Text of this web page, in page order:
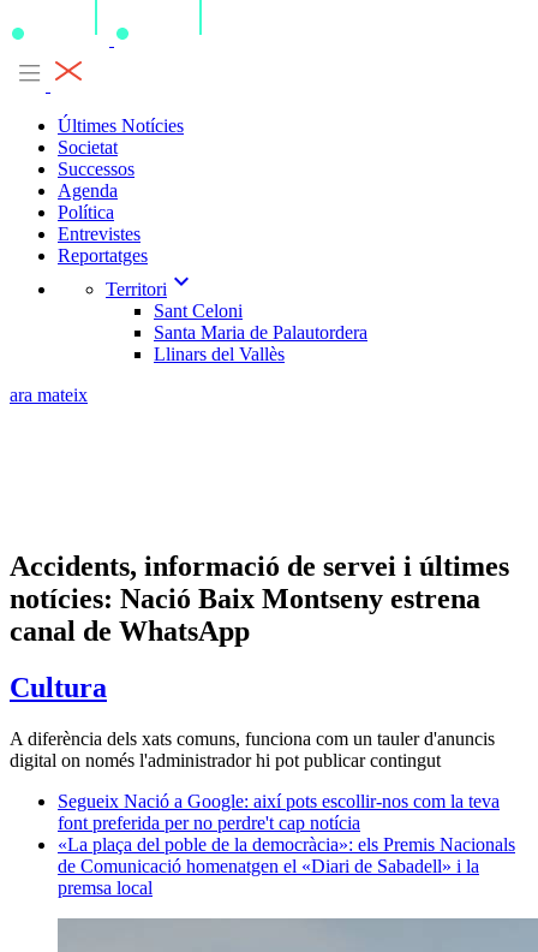
Últimes Notícies
Societat
Successos
Agenda
Política
Entrevistes
Reportatges
Territori expand_more
Sant Celoni
Santa Maria de Palautordera
Llinars del Vallès
ara mateix
Accidents, informació de servei i últimes
notícies: Nació Baix Montseny estrena
canal de WhatsApp
Cultura
A diferència dels xats comuns, funciona com un tauler d'anuncis
digital on només l'administrador hi pot publicar contingut
Segueix Nació a Google: així pots escollir-nos com la teva
font preferida per no perdre't cap notícia
«La plaça del poble de la democràcia»: els Premis Nacionals
de Comunicació homenatgen el «Diari de Sabadell» i la
premsa local